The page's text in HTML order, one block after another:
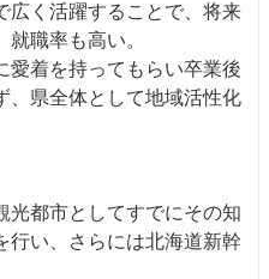
広く活躍することで、将来
職率も高い。
愛着を持ってもらい卒業後
、県全体として地域活性化
都市としてすでにその知
行い、さらには北海道新幹